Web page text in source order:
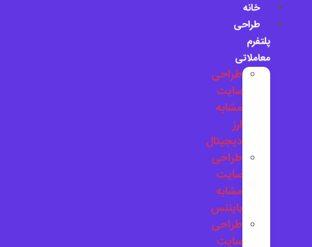
خانه
طراحی
پلتفرم
معاملاتی
طراحی
سایت
مشابه
ارز
دیجیتال
طراحی
سایت
مشابه
بایننس
طراحی
سایت